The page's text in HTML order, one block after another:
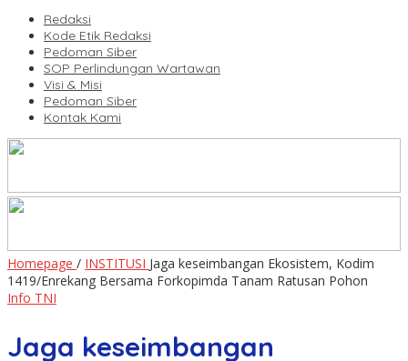
Redaksi
Kode Etik Redaksi
Pedoman Siber
SOP Perlindungan Wartawan
Visi & Misi
Pedoman Siber
Kontak Kami
Homepage / INSTITUSI Jaga keseimbangan Ekosistem, Kodim
1419/Enrekang Bersama Forkopimda Tanam Ratusan Pohon
Info TNI
Jaga keseimbangan